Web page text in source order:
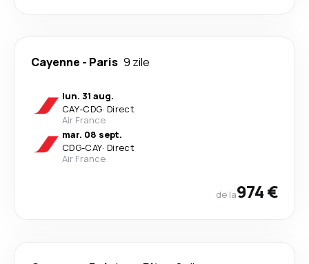
Cayenne - Paris 9 zile
lun. 31 aug.
CAY-CDG· Direct
Air France
mar. 08 sept.
CDG-CAY· Direct
Air France
de la974 €